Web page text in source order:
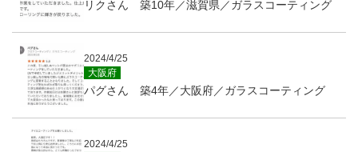
リクさん 築10年／滋賀県／ガラスコーティング
2024/4/25
大阪府
パグさん 築4年／大阪府／ガラスコーティング
2024/4/25